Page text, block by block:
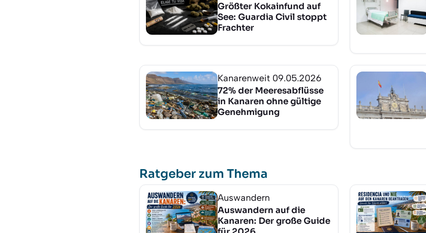
Größter Kokainfund auf
See: Guardia Civil stoppt
Frachter
Kanarenweit 09.05.2026
72% der Meeresabflüsse
in Kanaren ohne gültige
Genehmigung
Ratgeber zum Thema
Auswandern
Auswandern auf die
Kanaren: Der große Guide